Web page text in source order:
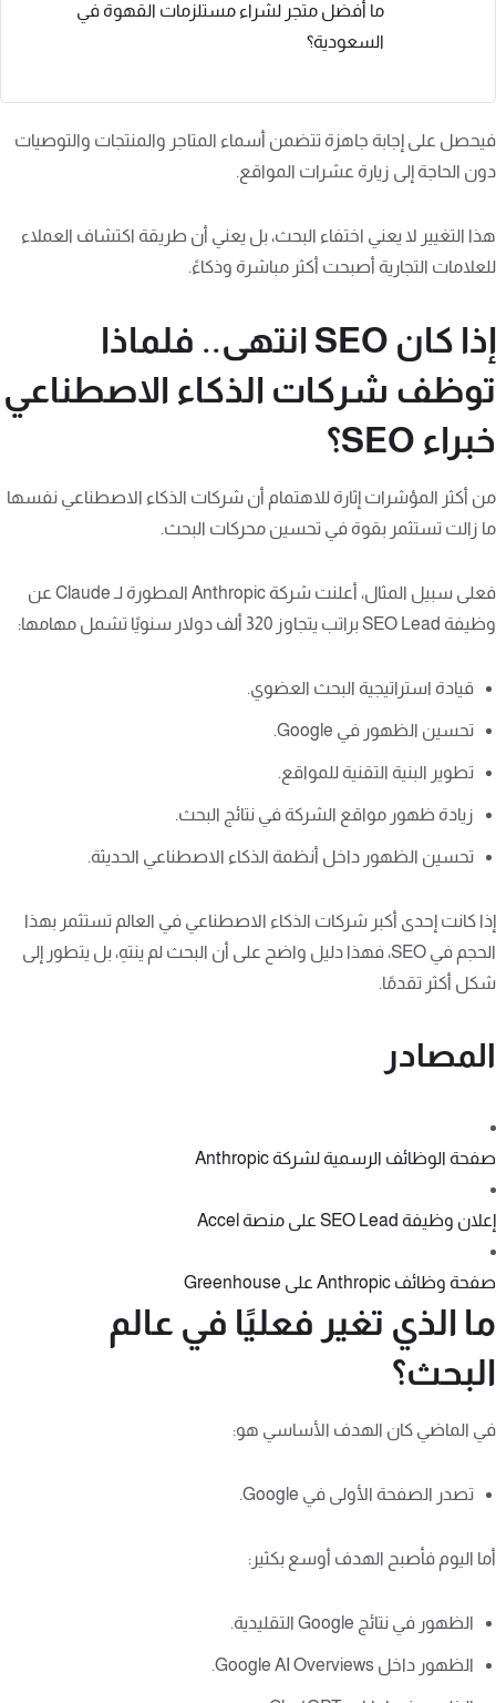
ما أفضل متجر لشراء مستلزمات القهوة في
السعودية؟
فيحصل على إجابة جاهزة تتضمن أسماء المتاجر والمنتجات والتوصيات
دون الحاجة إلى زيارة عشرات المواقع.
هذا التغيير لا يعني اختفاء البحث، بل يعني أن طريقة اكتشاف العملاء
للعلامات التجارية أصبحت أكثر مباشرة وذكاءً.
إذا كان SEO انتهى.. فلماذا
توظف شركات الذكاء الاصطناعي
خبراء SEO؟
من أكثر المؤشرات إثارة للاهتمام أن شركات الذكاء الاصطناعي نفسها
ما زالت تستثمر بقوة في تحسين محركات البحث.
فعلى سبيل المثال، أعلنت شركة Anthropic المطورة لـ Claude عن
وظيفة SEO Lead براتب يتجاوز 320 ألف دولار سنويًا تشمل مهامها:
قيادة استراتيجية البحث العضوي.
تحسين الظهور في Google.
تطوير البنية التقنية للمواقع.
زيادة ظهور مواقع الشركة في نتائج البحث.
تحسين الظهور داخل أنظمة الذكاء الاصطناعي الحديثة.
إذا كانت إحدى أكبر شركات الذكاء الاصطناعي في العالم تستثمر بهذا
الحجم في SEO، فهذا دليل واضح على أن البحث لم ينتهِ، بل يتطور إلى
شكل أكثر تقدمًا.
المصادر
صفحة الوظائف الرسمية لشركة Anthropic
إعلان وظيفة SEO Lead على منصة Accel
صفحة وظائف Anthropic على Greenhouse
ما الذي تغير فعليًا في عالم
البحث؟
في الماضي كان الهدف الأساسي هو:
تصدر الصفحة الأولى في Google.
أما اليوم فأصبح الهدف أوسع بكثير:
الظهور في نتائج Google التقليدية.
الظهور داخل Google AI Overviews.